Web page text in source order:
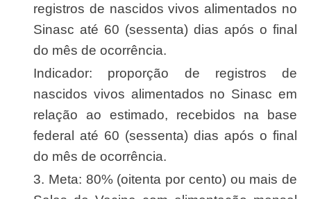
registros de nascidos vivos alimentados no
Sinasc até 60 (sessenta) dias após o final
do mês de ocorrência.
Indicador: proporção de registros de
nascidos vivos alimentados no Sinasc em
relação ao estimado, recebidos na base
federal até 60 (sessenta) dias após o final
do mês de ocorrência.
3. Meta: 80% (oitenta por cento) ou mais de